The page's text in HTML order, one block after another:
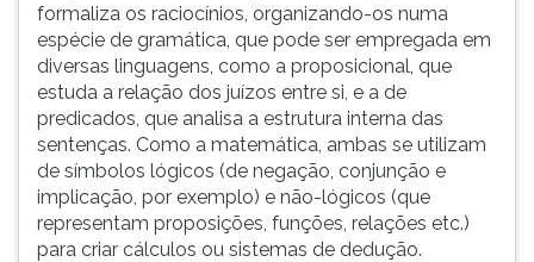
formaliza os raciocínios, organizando-os numa
espécie de gramática, que pode ser empregada em
diversas linguagens, como a proposicional, que
estuda a relação dos juízos entre si, e a de
predicados, que analisa a estrutura interna das
sentenças. Como a matemática, ambas se utilizam
de símbolos lógicos (de negação, conjunção e
implicação, por exemplo) e não-lógicos (que
representam proposições, funções, relações etc.)
para criar cálculos ou sistemas de dedução.